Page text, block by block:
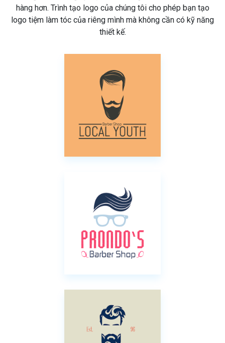
hàng hơn. Trình tạo logo của chúng tôi cho phép bạn tạo
logo tiệm làm tóc của riêng mình mà không cần có kỹ năng
thiết kế.